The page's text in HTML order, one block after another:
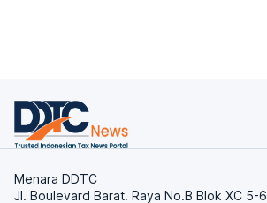
Menara DDTC
Jl. Boulevard Barat. Raya No.B Blok XC 5-6,